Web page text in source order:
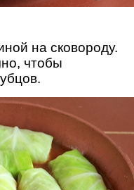
на сковороду.
чтобы